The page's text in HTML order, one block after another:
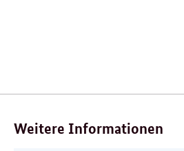
Weitere Informationen